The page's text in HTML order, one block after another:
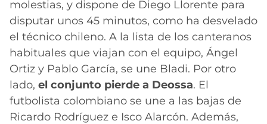
molestias, y dispone de Diego Llorente para
disputar unos 45 minutos, como ha desvelado
el técnico chileno. A la lista de los canteranos
habituales que viajan con el equipo, Ángel
Ortiz y Pablo García, se une Bladi. Por otro
lado, el conjunto pierde a Deossa. El
futbolista colombiano se une a las bajas de
Ricardo Rodríguez e Isco Alarcón. Además,